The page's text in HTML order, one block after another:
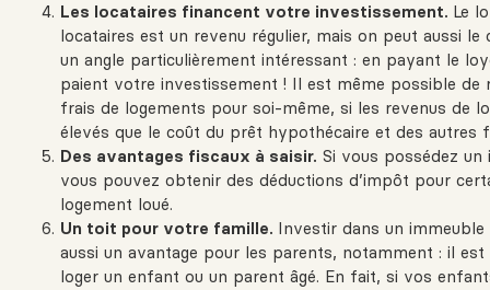
Les locataires financent votre investissement. Le
locataires est un revenu régulier, mais on peut aussi le
un angle particulièrement intéressant : en payant le
paient votre investissement ! Il est même possible de
frais de logements pour soi-même, si les revenus de
élevés que le coût du prêt hypothécaire et des autres
Des avantages fiscaux à saisir. Si vous possédez
vous pouvez obtenir des déductions d’impôt pour
logement loué.
Un toit pour votre famille. Investir dans un
aussi un avantage pour les parents, notamment : il est
loger un enfant ou un parent âgé. En fait, si vos